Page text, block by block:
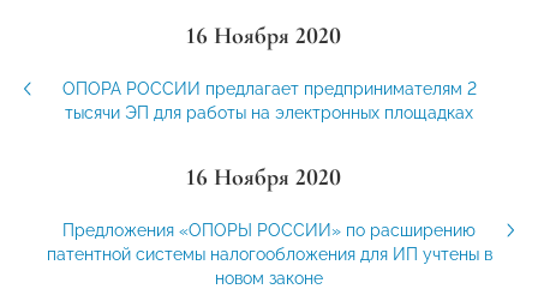
16 Ноября 2020
ОПОРА РОССИИ предлагает предпринимателям 2
тысячи ЭП для работы на электронных площадках
16 Ноября 2020
Предложения «ОПОРЫ РОССИИ» по расширению
патентной системы налогообложения для ИП учтены в
новом законе